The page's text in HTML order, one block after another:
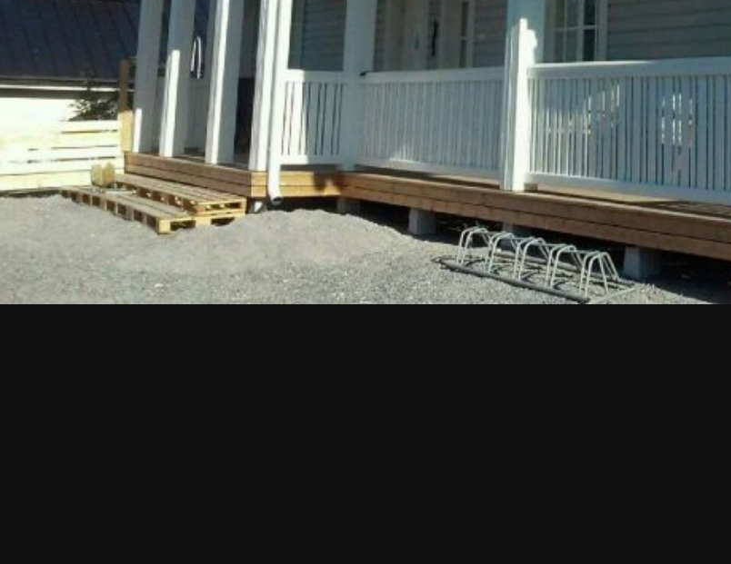
Upea yli 200-sivuinen talokirja!